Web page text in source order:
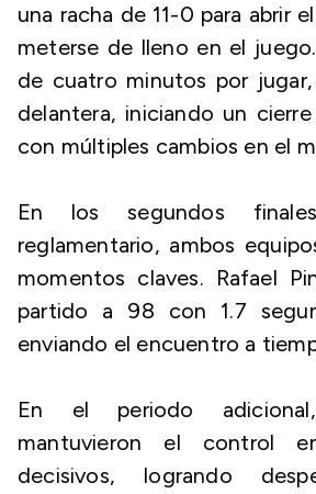
una racha de 11-0 para abrir
meterse de lleno en el
de cuatro minutos por
delantera, iniciando un
con múltiples cambios en el
En los segundos
reglamentario, ambos
momentos claves. Rafael
partido a 98 con 1.7
enviando el encuentro a
En el periodo
mantuvieron el control
decisivos, logrando